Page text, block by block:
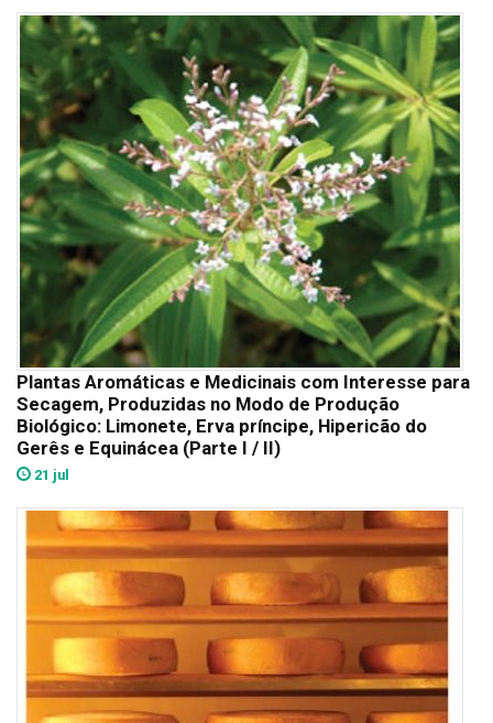
Plantas Aromáticas e Medicinais com Interesse para
Secagem, Produzidas no Modo de Produção
Biológico: Limonete, Erva príncipe, Hipericão do
Gerês e Equinácea (Parte I / II)
21 jul